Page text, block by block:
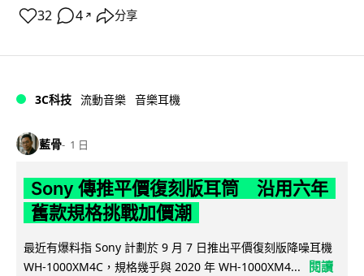
32 4 ↗ 分享
3C科技 流動音樂 音樂耳機
藍骨 1 日
Sony 傳推平價復刻版耳筒 沿用六年
舊款規格挑戰加價潮
最近有爆料指 Sony 計劃於 9 月 7 日推出平價復刻版降噪耳機
WH-1000XM4C，規格幾乎與 2020 年 WH-1000XM4...
閱讀